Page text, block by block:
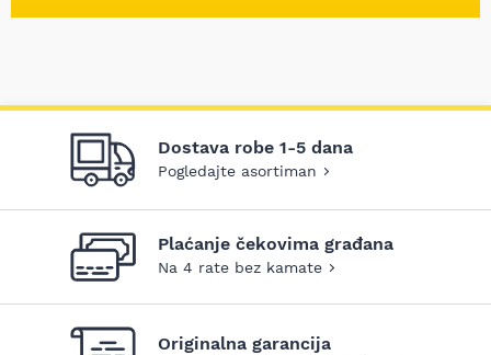
Dostava robe 1-5 dana
Pogledajte asortiman
Plaćanje čekovima građana
Na 4 rate bez kamate
Originalna garancija